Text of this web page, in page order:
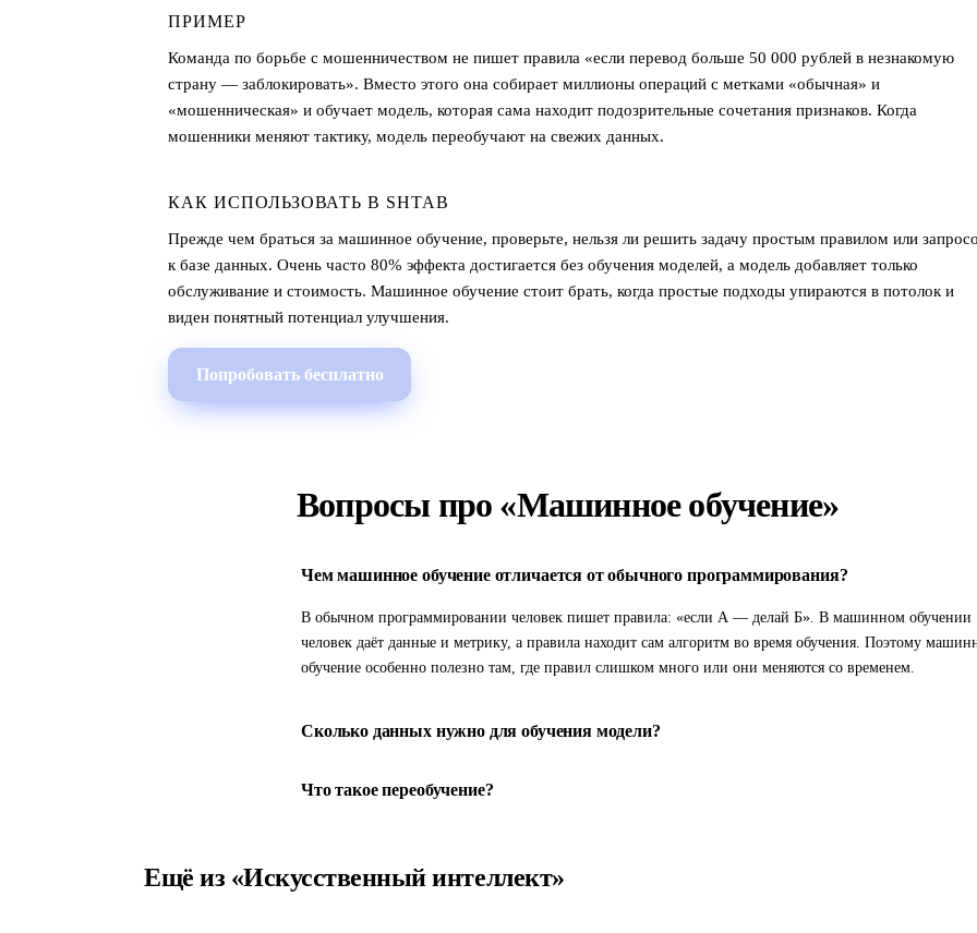
ПРИМЕР
Команда по борьбе с мошенничеством не пишет правила «если перевод больше 50 000 рублей в незнакомую
страну — заблокировать». Вместо этого она собирает миллионы операций с метками «обычная» и
«мошенническая» и обучает модель, которая сама находит подозрительные сочетания признаков. Когда
мошенники меняют тактику, модель переобучают на свежих данных.
КАК ИСПОЛЬЗОВАТЬ В SHTAB
Прежде чем браться за машинное обучение, проверьте, нельзя ли решить задачу простым правилом или
к базе данных. Очень часто 80% эффекта достигается без обучения моделей, а модель добавляет только
обслуживание и стоимость. Машинное обучение стоит брать, когда простые подходы упираются в потолок и
виден понятный потенциал улучшения.
Попробовать бесплатно
Вопросы про «Машинное обучение»
Чем машинное обучение отличается от обычного программирования?
В обычном программировании человек пишет правила: «если А — делай Б». В машинном обучении
человек даёт данные и метрику, а правила находит сам алгоритм во время обучения. Поэтому
обучение особенно полезно там, где правил слишком много или они меняются со временем.
Сколько данных нужно для обучения модели?
Что такое переобучение?
Ещё из «Искусственный интеллект»